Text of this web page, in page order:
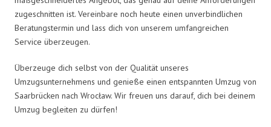
zugeschnitten ist. Vereinbare noch heute einen unverbindlichen
Beratungstermin und lass dich von unserem umfangreichen
Service überzeugen.
Überzeuge dich selbst von der Qualität unseres
Umzugsunternehmens und genieße einen entspannten Umzug von
Saarbrücken nach Wrocław. Wir freuen uns darauf, dich bei deinem
Umzug begleiten zu dürfen!